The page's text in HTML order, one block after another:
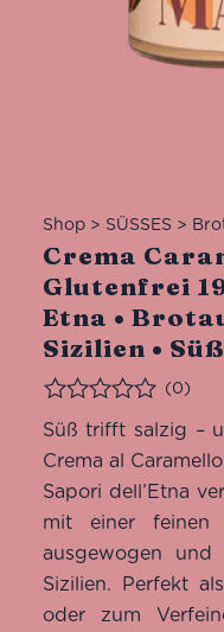
Shop> SÜSSES >
Crema
Glutenfrei
Etna •
Sizilien •
Bewertet
(0)
Süß trifft salzig –
Crema al
Sapori dell’Etna
mit einer feinen
ausgewogen und
Sizilien. Perfekt
oder zum